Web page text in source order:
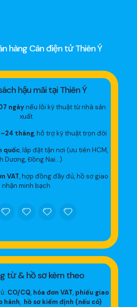
hàng Cân điện tử Thiên Ý
hậu mãi tại Thiên Ý
ngàynếu lỗi kỹ thuật từ nhà sản
xuất
tháng, hỗ trợ kỹ thuật trọn đời
quốc, lắp đặt tận nơi (ưu tiên HCM,
Dương, Đồng Nai…)
VAT, hợp đồng đầy đủ, hồ sơ giao
nhận minh bạch
từ & hồ sơ kèm theo
CO/CQ, hóa đơn VAT, phiếu giao
hành, hồ sơ kiểm định (nếu có)